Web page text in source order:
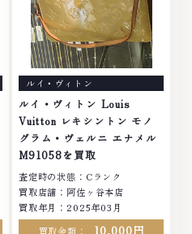
クセサリー・貴金属・宝石・ダイ
ヤモンド・ジュエリーや ブラン
ド品・時計等は特に自信を持っ
て、高額査定を実現しておりま
す。 古くて使わなくなってしま
ったアクセサリー、動かなくなっ
てしまった腕時計、多くのお品物
の高価買取りを実現しており、他
店ではお値段の付かなかったお品
定します。お気軽にご連絡くださ
い。TEL: 0120-959-764営業
時間: 10:00～19:00定休日: 年中
無休
ルイ・ヴィトン
ルイ・ヴィトン Louis
Vuitton レキシントン モノ
グラム・ヴェルニ エナメル
M91058を買取
査定時の状態：Cランク
買取店舗：阿佐ヶ谷本店
買取年月：2025年03月
買取金額：
10,000円